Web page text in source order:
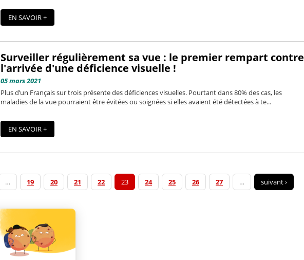
EN SAVOIR +
Surveiller régulièrement sa vue : le premier rempart contre
l'arrivée d'une déficience visuelle !
05 mars 2021
Plus d’un Français sur trois présente des déficiences visuelles. Pourtant dans 80% des cas, les
maladies de la vue pourraient être évitées ou soignées si elles avaient été détectées à te...
EN SAVOIR +
… 19 20 21 22 23 24 25 26 27 …
suivant ›